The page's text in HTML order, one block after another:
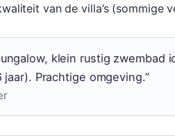
van de villa’s (sommige
klein rustig zwembad
Prachtige omgeving.”